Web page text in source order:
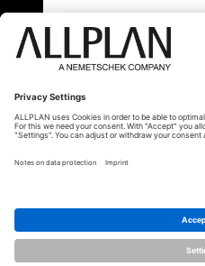
Fehler!
Bitte melden Sie sich
zu können.
© ALLPLAN Schweiz AG